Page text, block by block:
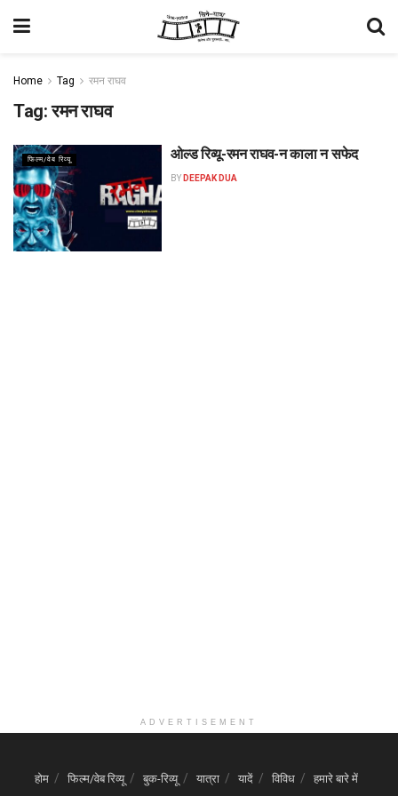
Home Tag रमन राघव
Tag:रमन राघव
फिल्म/वेब रिव्यू ओल्ड रिव्यू-रमन राघव-न काला न सफेद
BY DEEPAK DUA
ADVERTISEMENT
होम फिल्म/वेब रिव्यू बुक-रिव्यू यात्रा यादें विविध हमारे बारे में